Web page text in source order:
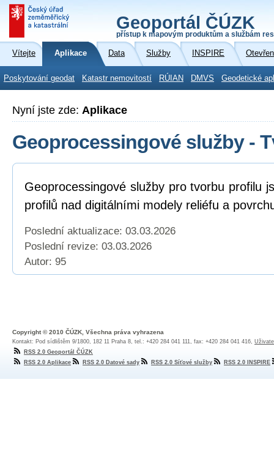
Geoportál ČÚZK
přístup k mapovým produktům a službám
Vítejte Aplikace Data Služby INSPIRE
Poskytování geodat Katastr nemovitostí RÚIAN DMVS Geodetické
Nyní jste zde: Aplikace
Geoprocessingové služby -
Geoprocessingové služby pro tvorbu profilu
profilů nad digitálními modely reliéfu a
Poslední aktualizace: 03.03.2026
Poslední revize: 03.03.2026
Autor: 95
Copyright © 2010 ČÚZK, Všechna práva vyhrazena
Kontakt: Pod sídlištěm 9/1800, 182 11 Praha 8, tel.: +420 284 041 111, fax: +420 284 041 416,
RSS 2.0 Geoportál ČÚZK
RSS 2.0 Aplikace
RSS 2.0 Datové sady RSS 2.0 Síťové služby RSS 2.0 INSPIRE